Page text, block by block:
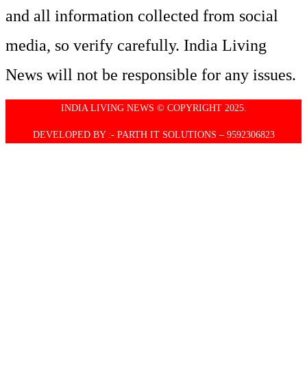
and all information collected from social
media, so verify carefully. India Living
News will not be responsible for any issues.
INDIA LIVING NEWS © COPYRIGHT 2025.
DEVELOPED BY :- PARTH IT SOLUTIONS – 9592306823